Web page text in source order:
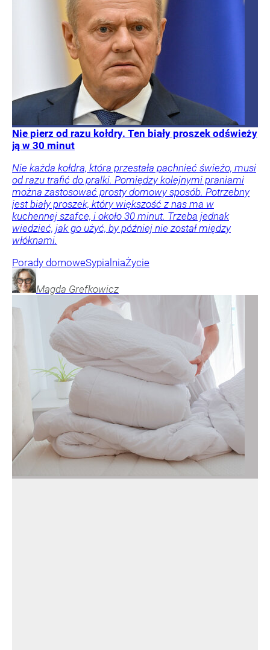
Nie pierz od razu kołdry. Ten biały proszek odświeży
ją w 30 minut
Nie każda kołdra, która przestała pachnieć świeżo, musi
od razu trafić do pralki. Pomiędzy kolejnymi praniami
można zastosować prosty domowy sposób. Potrzebny
jest biały proszek, który większość z nas ma w
kuchennej szafce, i około 30 minut. Trzeba jednak
wiedzieć, jak go użyć, by później nie został między
włóknami.
Porady domoweSypialniaŻycie
Magda Grefkowicz